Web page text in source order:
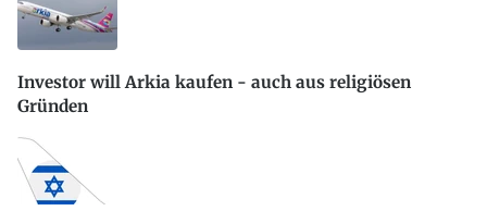
Investor will Arkia kaufen - auch aus religiösen
Gründen